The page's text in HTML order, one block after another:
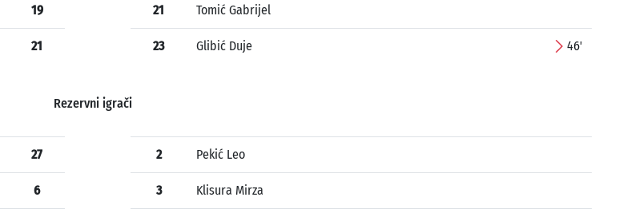
19
21
21 Tomić Gabrijel
23 Glibić Duje 46'
Rezervni igrači
27
6
2 Pekić Leo
3 Klisura Mirza